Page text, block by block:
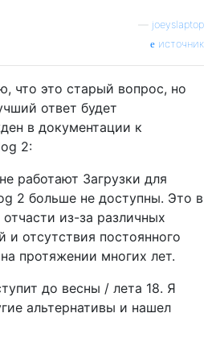
joeyslaptop
источник
что это старый вопрос, но
ответ будет
в документации к
2:
работают Загрузки для
2 больше не доступны. Это в
из-за различных
и отсутствия постоянного
протяжении многих лет.
до весны / лета 18. Я
альтернативы и нашел